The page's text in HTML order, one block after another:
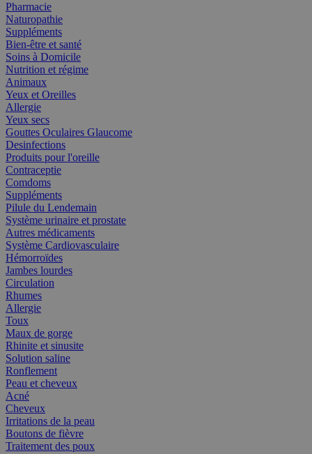
Pharmacie
Naturopathie
Suppléments
Bien-être et santé
Soins à Domicile
Nutrition et régime
Animaux
Yeux et Oreilles
Allergie
Yeux secs
Gouttes Oculaires Glaucome
Desinfections
Produits pour l'oreille
Contraceptie
Comdoms
Suppléments
Pilule du Lendemain
Système urinaire et prostate
Autres médicaments
Système Cardiovasculaire
Hémorroïdes
Jambes lourdes
Circulation
Rhumes
Allergie
Toux
Maux de gorge
Rhinite et sinusite
Solution saline
Ronflement
Peau et cheveux
Acné
Cheveux
Irritations de la peau
Boutons de fièvre
Traitement des poux